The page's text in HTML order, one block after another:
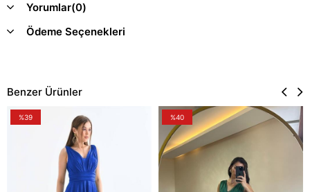
Yorumlar(0)
Ödeme Seçenekleri
Benzer Ürünler
%39 %40